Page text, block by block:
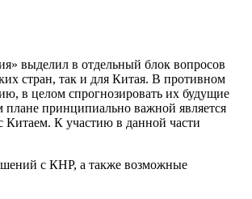
выделил в отдельный блок вопросов
стран, так и для Китая. В противном
в целом спрогнозировать их будущие
принципиально важной является
Китаем. К участию в данной части
с КНР, а также возможные